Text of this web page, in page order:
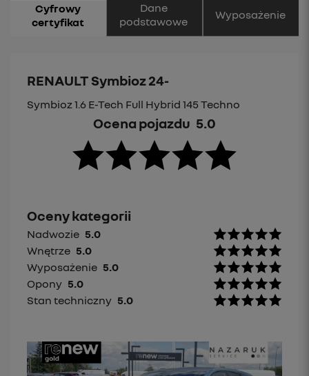
Cyfrowy
certyfikat
Dane
podstawowe
Wyposażenie
RENAULT Symbioz 24-
Symbioz 1.6 E-Tech Full Hybrid 145 Techno
Ocena pojazdu 5.0
Oceny kategorii
Nadwozie 5.0
Wnętrze 5.0
Wyposażenie 5.0
Opony 5.0
Stan techniczny 5.0